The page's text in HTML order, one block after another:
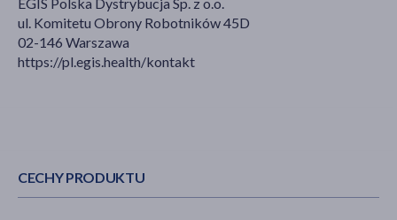
ul. Komitetu Obrony Robotników 45D
02-146 Warszawa
https://pl.egis.health/kontakt
CECHY PRODUKTU